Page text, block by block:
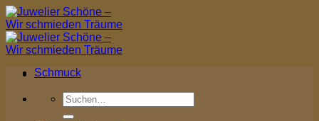
Zum
Inhalt
springen
Suchen
nach:
Schmuck